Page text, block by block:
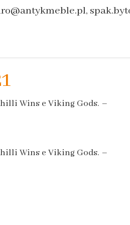
Wins e Viking Gods. –
Wins e Viking Gods. –